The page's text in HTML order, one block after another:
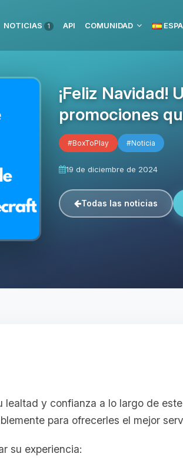
NOTICIAS 1 API COMUNIDAD
¡Feliz Navidad!
promociones
#BoxToPlay #Noticia
19 de diciembre de 2024
Todas las noticias
lealtad y confianza a lo largo de
para ofrecerles el mejor
su experiencia: